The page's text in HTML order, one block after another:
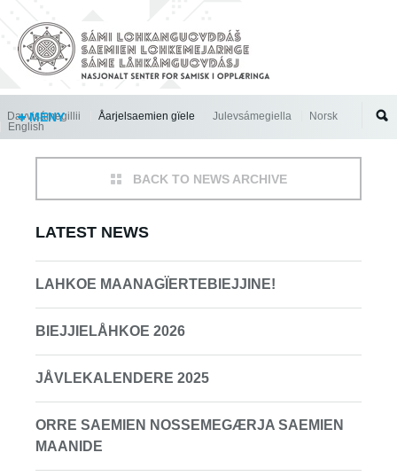
MENY
Davvisámegillii Åarjelsaemien gïele Julevsámegiella
Norsk
English
BACK TO NEWS ARCHIVE
LATEST NEWS
LAHKOE MAANAGÏERTEBIEJJINE!
BIEJJIELÅHKOE 2026
JÅVLEKALENDERE 2025
ORRE SAEMIEN NOSSEMEGÆRJA SAEMIEN
MAANIDE